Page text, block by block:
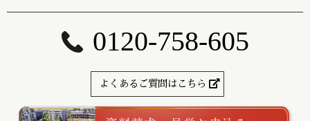
0120-758-605
よくあるご質問はこちら